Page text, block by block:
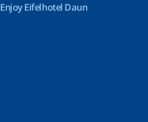
Enjoy Eifelhotel Daun